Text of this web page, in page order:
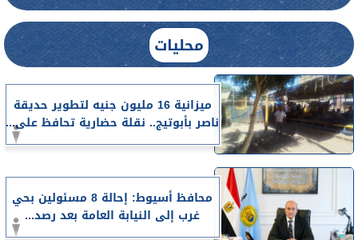
محليات
ميزانية 16 مليون جنيه لتطوير حديقة
ناصر بأبوتيج.. نقلة حضارية تحافظ على...
محافظ أسيوط: إحالة 8 مسئولين بحي
غرب إلى النيابة العامة بعد رصد...